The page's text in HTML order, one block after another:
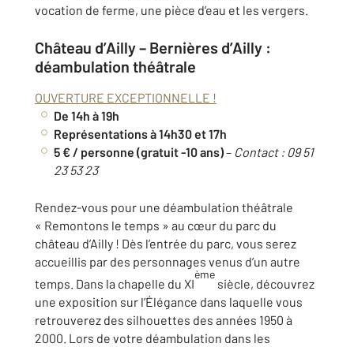
vocation de ferme, une pièce d’eau et les vergers.
Château d’Ailly – Bernières d’Ailly :
déambulation théâtrale
OUVERTURE EXCEPTIONNELLE !
De 14h à 19h
Représentations à 14h30 et 17h
5 € / personne (gratuit -10 ans)– Contact : 09 51
23 53 23
Rendez-vous pour une déambulation théâtrale
« Remontons le temps » au cœur du parc du
château d’Ailly ! Dès l’entrée du parc, vous serez
accueillis par des personnages venus d’un autre
temps. Dans la chapelle du XI
ème
siècle, découvrez
une exposition sur l’Élégance dans laquelle vous
retrouverez des silhouettes des années 1950 à
2000. Lors de votre déambulation dans les